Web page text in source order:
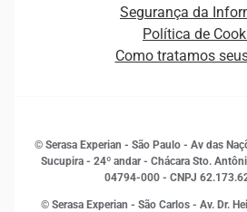
Empreendedorismo
Estudos e Pesquisas
Inovação e Tecnologia
Leis e impostos
Marketing
Sala de Imprensa
Segurança da
Política de
Como tratamos
© Serasa Experian - São Paulo - Av das
Sucupira - 24º andar - Chácara Sto.
04794-000 - CNPJ
© Serasa Experian - São Carlos - Av. Dr.